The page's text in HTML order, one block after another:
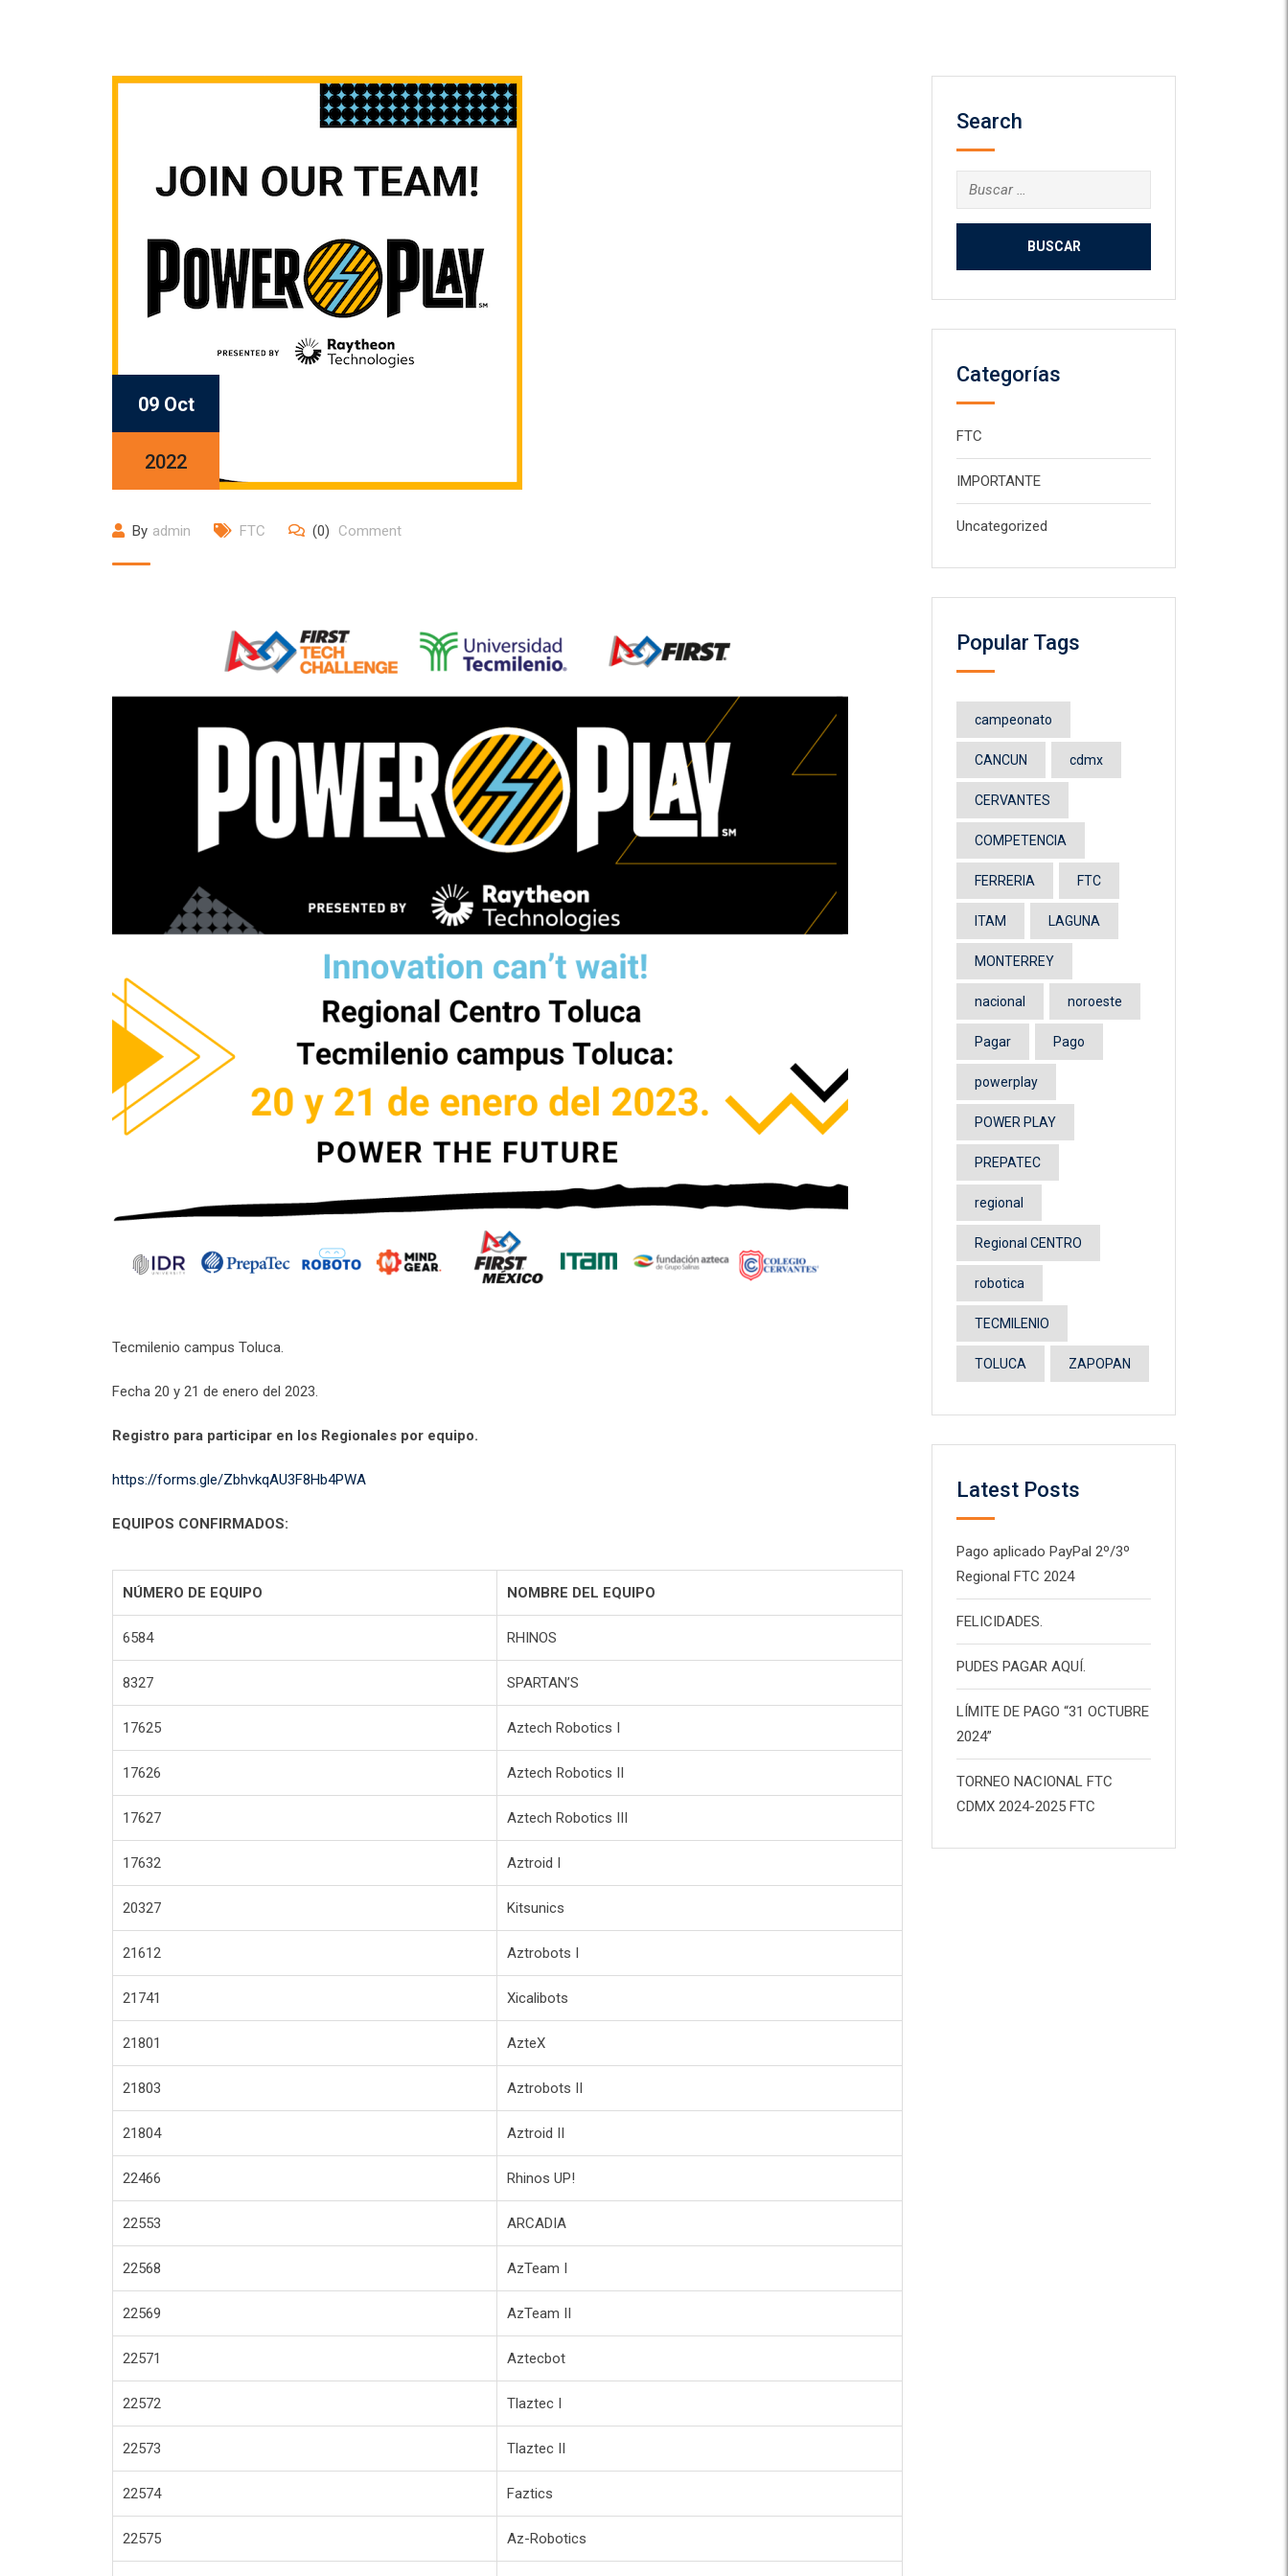
09 Oct
2022
By admin FTC (0) Comment
Tecmilenio campus Toluca.
Fecha 20 y 21 de enero del 2023.
Registro para participar en los Regionales por equipo.
https://forms.gle/ZbhvkqAU3F8Hb4PWA
EQUIPOS CONFIRMADOS:
NÚMERO DE EQUIPO NOMBRE DEL EQUIPO
6584 RHINOS
8327 SPARTAN’S
17625 Aztech Robotics I
17626 Aztech Robotics II
17627 Aztech Robotics III
17632 Aztroid I
20327 Kitsunics
21612 Aztrobots I
21741 Xicalibots
21801 AzteX
21803 Aztrobots II
21804 Aztroid II
22466 Rhinos UP!
22553 ARCADIA
22568 AzTeam I
22569 AzTeam II
22571 Aztecbot
22572 Tlaztec I
22573 Tlaztec II
22574 Faztics
22575 Az-Robotics
Search
Buscar:
Categorías
FTC
IMPORTANTE
Uncategorized
Popular Tags
campeonato
CANCUN cdmx
CERVANTES
COMPETENCIA
FERRERIA FTC
ITAM LAGUNA
MONTERREY
nacional noroeste
Pagar Pago
powerplay
POWER PLAY
PREPATEC
regional
Regional CENTRO
robotica
TECMILENIO
TOLUCA ZAPOPAN
Latest Posts
Pago aplicado PayPal 2º/3º
Regional FTC 2024
FELICIDADES.
PUDES PAGAR AQUÍ.
LÍMITE DE PAGO “31 OCTUBRE
2024”
TORNEO NACIONAL FTC
CDMX 2024-2025 FTC